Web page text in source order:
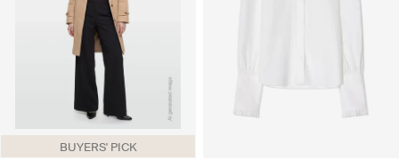
BUYERS' PICK